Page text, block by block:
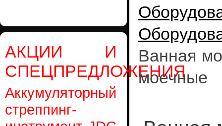
АКЦИИ И
СПЕЦПРЕДЛОЖЕНИЯ
Аккумуляторный
стреппинг-
Ванная
моечные